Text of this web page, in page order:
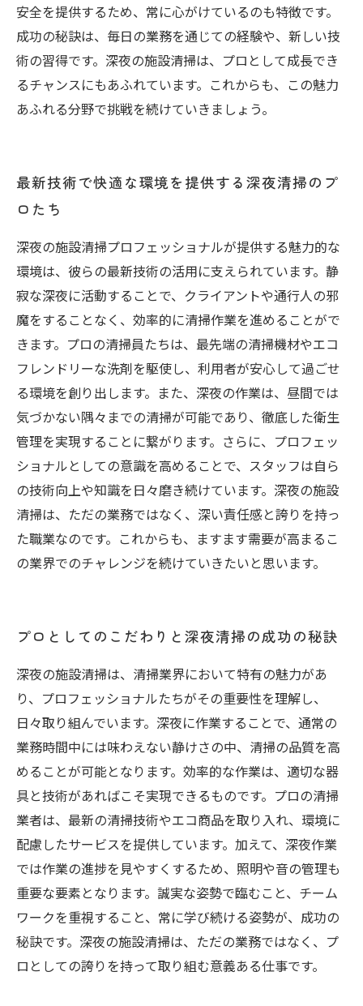
安全を提供するため、常に心がけているのも特徴です。
成功の秘訣は、毎日の業務を通じての経験や、新しい技
術の習得です。深夜の施設清掃は、プロとして成長でき
るチャンスにもあふれています。これからも、この魅力
あふれる分野で挑戦を続けていきましょう。
最新技術で快適な環境を提供する深夜清掃のプ
ロたち
深夜の施設清掃プロフェッショナルが提供する魅力的な
環境は、彼らの最新技術の活用に支えられています。静
寂な深夜に活動することで、クライアントや通行人の邪
魔をすることなく、効率的に清掃作業を進めることがで
きます。プロの清掃員たちは、最先端の清掃機材やエコ
フレンドリーな洗剤を駆使し、利用者が安心して過ごせ
る環境を創り出します。また、深夜の作業は、昼間では
気づかない隅々までの清掃が可能であり、徹底した衛生
管理を実現することに繋がります。さらに、プロフェッ
ショナルとしての意識を高めることで、スタッフは自ら
の技術向上や知識を日々磨き続けています。深夜の施設
清掃は、ただの業務ではなく、深い責任感と誇りを持っ
た職業なのです。これからも、ますます需要が高まるこ
の業界でのチャレンジを続けていきたいと思います。
プロとしてのこだわりと深夜清掃の成功の秘訣
深夜の施設清掃は、清掃業界において特有の魅力があ
り、プロフェッショナルたちがその重要性を理解し、
日々取り組んでいます。深夜に作業することで、通常の
業務時間中には味わえない静けさの中、清掃の品質を高
めることが可能となります。効率的な作業は、適切な器
具と技術があればこそ実現できるものです。プロの清掃
業者は、最新の清掃技術やエコ商品を取り入れ、環境に
配慮したサービスを提供しています。加えて、深夜作業
では作業の進捗を見やすくするため、照明や音の管理も
重要な要素となります。誠実な姿勢で臨むこと、チーム
ワークを重視すること、常に学び続ける姿勢が、成功の
秘訣です。深夜の施設清掃は、ただの業務ではなく、プ
ロとしての誇りを持って取り組む意義ある仕事です。